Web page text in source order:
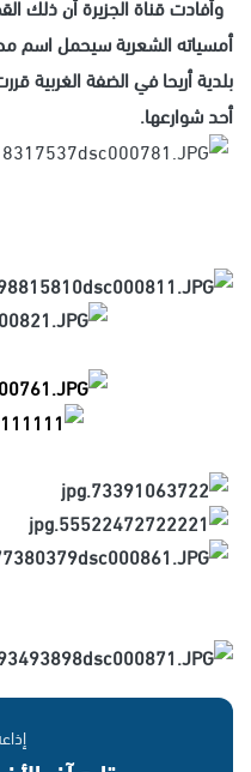
أمسياته الشعرية سيحمل اسم
بلدية أريحا في الضفة
أحد شوارعها.